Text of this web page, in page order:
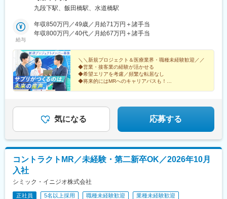
「働ける」と挙げたエリア内でのみ調整するため、希望外への異
引っ越しの不安を感じている方もご安心ください。転居にまつわ
る費用は規定内で全額会社負担です。（例）・引っ越し費用・物
でのスタートを、会社がしっかりバックアップします！※受動喫煙
対策：屋内全面禁煙
九段下駅、飯田橋駅、水道橋駅
給与
年収850万円／49歳／月給71万円＋諸手当
年収800万円／40代／月給67万円＋諸手当
＼＼新規プロジェクト＆医療業界・職種未経験歓迎／／
◆営業・接客業の経験が活かせる
◆希望エリアを考慮／頻繁な転居なし
◆将来的にはMRへのキャリアパスも！
気になる 応募する
コントラクトMR／未経験・第二新卒OK／2026年10月
入社
シミック・イニジオ株式会社
正社員 5名以上採用 職種未経験歓迎 業種未経験歓迎